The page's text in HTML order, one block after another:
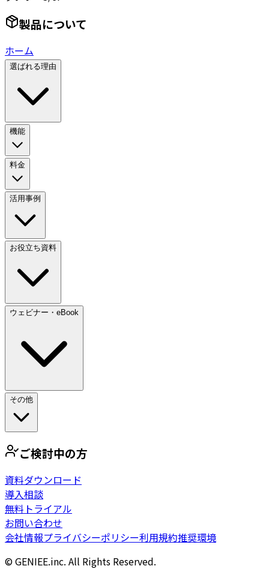
製品について
ホーム
選ばれる理由
機能
料金
活用事例
お役立ち資料
ウェビナー・eBook
その他
ご検討中の方
資料ダウンロード
導入相談
無料トライアル
お問い合わせ
会社情報プライバシーポリシー利用規約推奨環境
© GENIEE.inc. All Rights Reserved.